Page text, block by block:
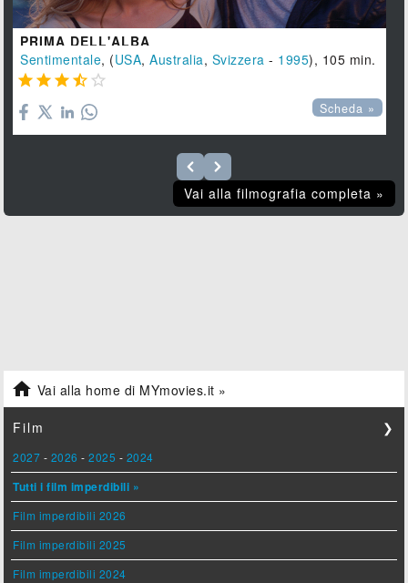
PRIMA DELL'ALBA
Sentimentale, (USA,Australia, Svizzera - 1995), 105 min.
    
Scheda »
Vai alla filmografia completa »
 Vai alla home di MYmovies.it »
Film ❯
2027 - 2026 -2025 - 2024
Tutti i film imperdibili »
Film imperdibili 2026
Film imperdibili 2025
Film imperdibili 2024